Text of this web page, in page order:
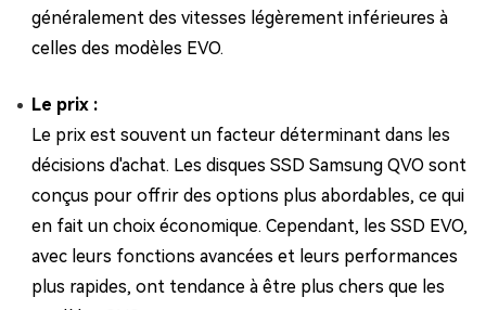
généralement des vitesses légèrement inférieures à
celles des modèles EVO.
Le prix :
Le prix est souvent un facteur déterminant dans les
décisions d'achat. Les disques SSD Samsung QVO sont
conçus pour offrir des options plus abordables, ce qui
en fait un choix économique. Cependant, les SSD EVO,
avec leurs fonctions avancées et leurs performances
plus rapides, ont tendance à être plus chers que les